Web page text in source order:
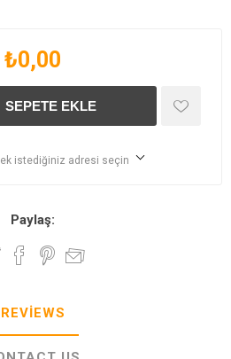
₺0,00
istediğiniz adresi seçin
Paylaş:
REVIEWS